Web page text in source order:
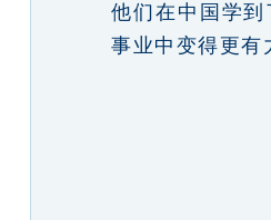
他们在中国学
事业中变得更有